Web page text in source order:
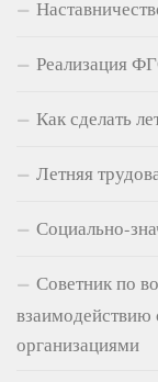
Реализация
Как сделать
Летняя
Социально-
Советник по
организациями